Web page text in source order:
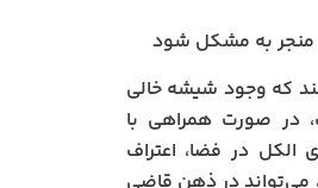
منجر به مشکل شود
که وجود شیشه خالی
صورت همراهی با
در فضا، اعتراف